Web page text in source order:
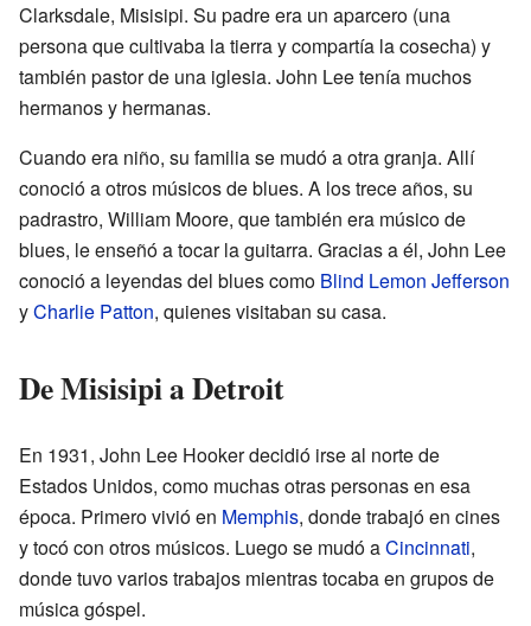
Clarksdale, Misisipi. Su padre era un aparcero (una
persona que cultivaba la tierra y compartía la cosecha) y
también pastor de una iglesia. John Lee tenía muchos
hermanos y hermanas.
Cuando era niño, su familia se mudó a otra granja. Allí
conoció a otros músicos de blues. A los trece años, su
padrastro, William Moore, que también era músico de
blues, le enseñó a tocar la guitarra. Gracias a él, John Lee
conoció a leyendas del blues como Blind Lemon Jefferson
yCharlie Patton, quienes visitaban su casa.
De Misisipi a Detroit
En 1931, John Lee Hooker decidió irse al norte de
Estados Unidos, como muchas otras personas en esa
época. Primero vivió en Memphis, donde trabajó en cines
y tocó con otros músicos. Luego se mudó aCincinnati,
donde tuvo varios trabajos mientras tocaba en grupos de
música góspel.